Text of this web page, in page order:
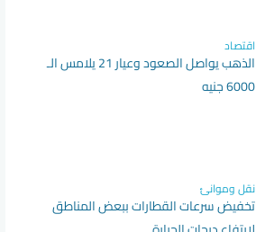
اقتصاد
الذهب يواصل الصعود وعيار 21 يلامس الـ
6000 جنيه
نقل وموانئ
تخفيض سرعات القطارات ببعض المناطق